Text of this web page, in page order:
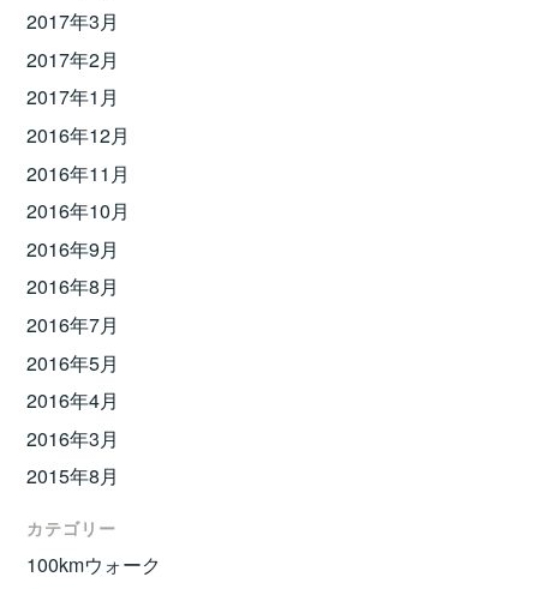
2017年3月
2017年2月
2017年1月
2016年12月
2016年11月
2016年10月
2016年9月
2016年8月
2016年7月
2016年5月
2016年4月
2016年3月
2015年8月
カテゴリー
100kmウォーク